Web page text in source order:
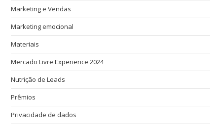
Marketing e Vendas
Marketing emocional
Materiais
Mercado Livre Experience 2024
Nutrição de Leads
Prêmios
Privacidade de dados